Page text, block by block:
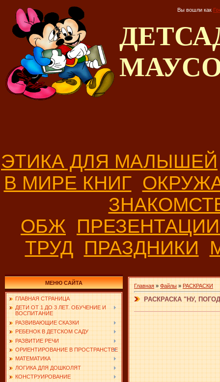
Вы вошли как
ЭТИКА ДЛЯ МАЛЫШЕЙ
В МИРЕ КНИГ
ОБЖ
ТРУД ПРАЗДНИКИ
МЕНЮ САЙТА
ГЛАВНАЯ СТРАНИЦА
ДЕТИ ОТ 1 ДО 3 ЛЕТ. ОБУЧЕНИЕ И
ВОСПИТАНИЕ
РАЗВИВАЮЩИЕ СКАЗКИ
РЕБЕНОК В ДЕТСКОМ САДУ
РАЗВИТИЕ РЕЧИ
ОРИЕНТИРОВАНИЕ В ПРОСТРАНСТВЕ
МАТЕМАТИКА
ЛОГИКА ДЛЯ ДОШКОЛЯТ
КОНСТРУИРОВАНИЕ
Главная » Файлы » РАСКРАСКИ
РАСКРАСКА "НУ,